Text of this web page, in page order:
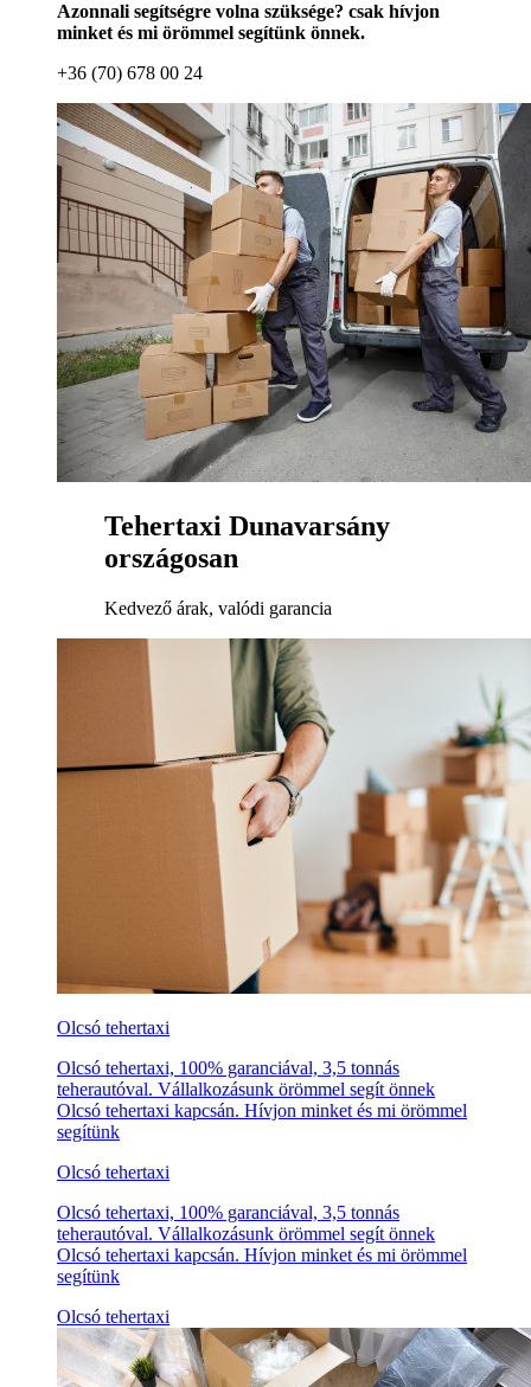
Azonnali segítségre volna szüksége? csak hívjon
minket és mi örömmel segítünk önnek.
+36 (70) 678 00 24
Tehertaxi Dunavarsány
országosan
Kedvező árak, valódi garancia
Olcsó tehertaxi
Olcsó tehertaxi, 100% garanciával, 3,5 tonnás
teherautóval. Vállalkozásunk örömmel segít önnek
Olcsó tehertaxi kapcsán. Hívjon minket és mi örömmel
segítünk
Olcsó tehertaxi
Olcsó tehertaxi, 100% garanciával, 3,5 tonnás
teherautóval. Vállalkozásunk örömmel segít önnek
Olcsó tehertaxi kapcsán. Hívjon minket és mi örömmel
segítünk
Olcsó tehertaxi